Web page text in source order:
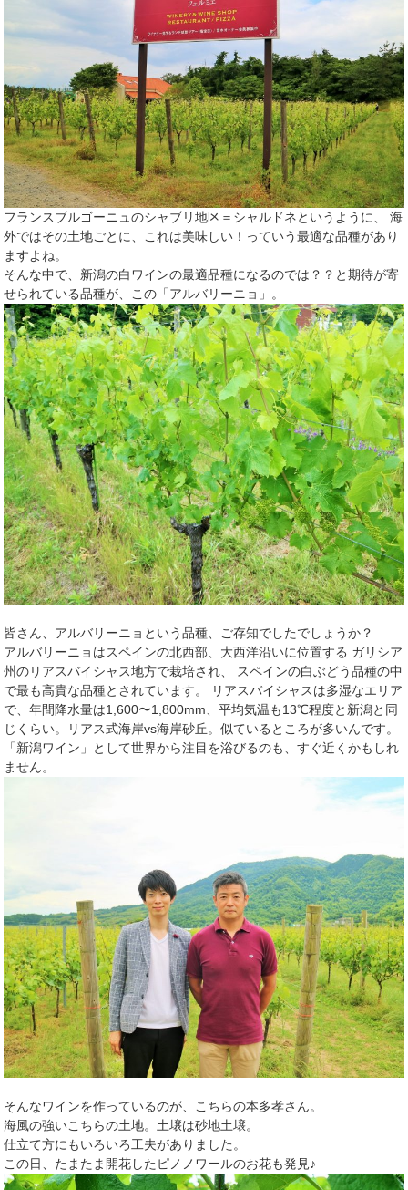
フランスブルゴーニュのシャブリ地区＝シャルドネというように、 海
外ではその土地ごとに、これは美味しい！っていう最適な品種があり
ますよね。
そんな中で、新潟の白ワインの最適品種になるのでは？？と期待が寄
せられている品種が、この「アルバリーニョ」。
皆さん、アルバリーニョという品種、ご存知でしたでしょうか？
アルバリーニョはスペインの北西部、大西洋沿いに位置する ガリシア
州のリアスバイシャス地方で栽培され、 スペインの白ぶどう品種の中
で最も高貴な品種とされています。 リアスバイシャスは多湿なエリア
で、年間降水量は1,600〜1,800mm、平均気温も13℃程度と新潟と同
じくらい。リアス式海岸vs海岸砂丘。似ているところが多いんです。
「新潟ワイン」として世界から注目を浴びるのも、すぐ近くかもしれ
ません。
そんなワインを作っているのが、こちらの本多孝さん。
海風の強いこちらの土地。土壌は砂地土壌。
仕立て方にもいろいろ工夫がありました。
この日、たまたま開花したピノノワールのお花も発見♪